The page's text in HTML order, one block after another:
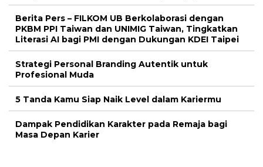
Berita Pers – FILKOM UB Berkolaborasi dengan
PKBM PPI Taiwan dan UNIMIG Taiwan, Tingkatkan
Literasi AI bagi PMI dengan Dukungan KDEI Taipei
Strategi Personal Branding Autentik untuk
Profesional Muda
5 Tanda Kamu Siap Naik Level dalam Kariermu
Dampak Pendidikan Karakter pada Remaja bagi
Masa Depan Karier